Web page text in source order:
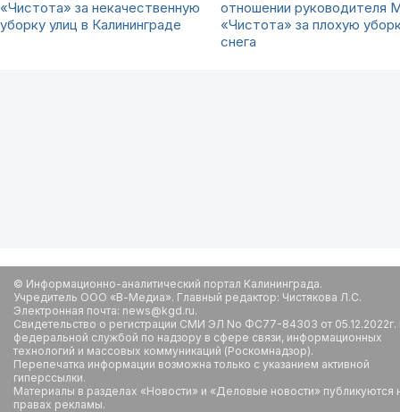
«Чистота» за некачественную
уборку улиц в Калининграде
отношении руководителя
«Чистота» за плохую
снега
© Информационно-аналитический портал Калининграда.
Учредитель ООО «В-Медиа». Главный редактор: Чистякова Л.С.
Электронная почта: news@kgd.ru.
Свидетельство о регистрации СМИ ЭЛ No ФС77-84303 от
федеральной службой по надзору в сфере связи, информационных
технологий и массовых коммуникаций (Роскомнадзор).
Перепечатка информации возможна только с указанием активной
гиперссылки.
Материалы в разделах «Новости» и «Деловые новости» публикуются
правах рекламы.